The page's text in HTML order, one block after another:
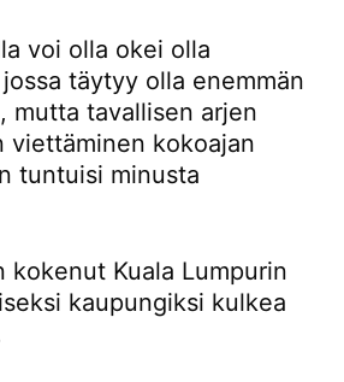
voi olla okei olla
täytyy olla enemmän
mutta tavallisen arjen
viettäminen kokoajan
tuntuisi minusta
kokenut Kuala Lumpurin
kaupungiksi kulkea